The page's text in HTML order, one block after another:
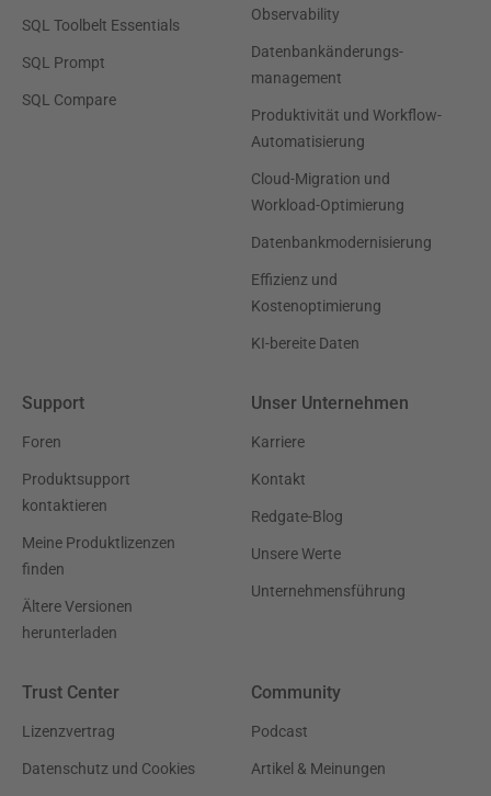
SQL Toolbelt Essentials
SQL Prompt
SQL Compare
Observability
Datenbankänderungs-
management
Produktivität und Workflow-
Automatisierung
Cloud-Migration und
Workload-Optimierung
Datenbankmodernisierung
Effizienz und
Kostenoptimierung
KI-bereite Daten
Support
Foren
Produktsupport
kontaktieren
Meine Produktlizenzen
finden
Ältere Versionen
herunterladen
Unser Unternehmen
Karriere
Kontakt
Redgate-Blog
Unsere Werte
Unternehmensführung
Trust Center
Lizenzvertrag
Datenschutz und Cookies
Community
Podcast
Artikel & Meinungen